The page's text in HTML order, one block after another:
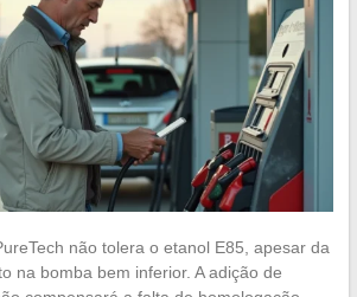
não tolera o etanol E85, apesar da
na bomba bem inferior. A adição de